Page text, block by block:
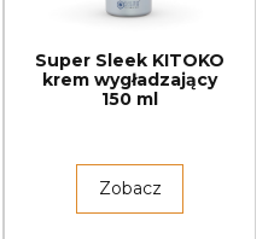
Super Sleek KITOKO
krem wygładzający
150 ml
Zobacz